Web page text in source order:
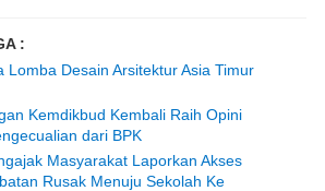
:
Lomba Desain Arsitektur Asia Timur
Kemdikbud Kembali Raih Opini
dari BPK
Masyarakat Laporkan Akses
Rusak Menuju Sekolah Ke